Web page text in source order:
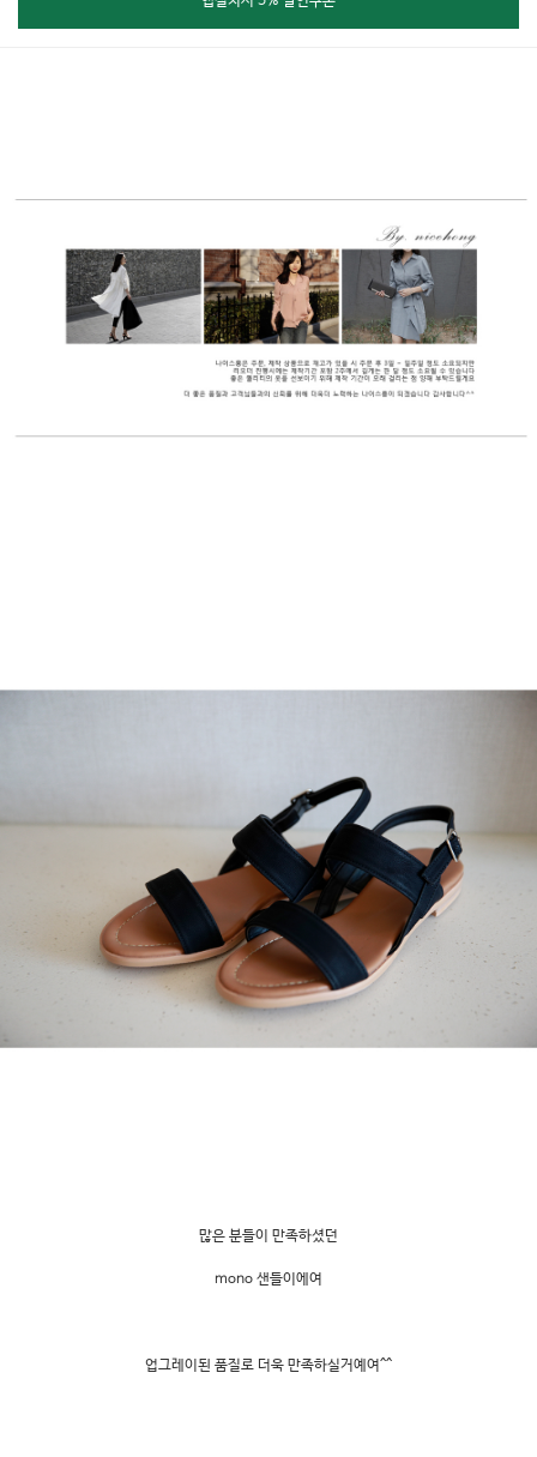
많은 분들이 만족하셨던
mono 샌들이에여
업그레이된 품질로 더욱 만족하실거예여^^